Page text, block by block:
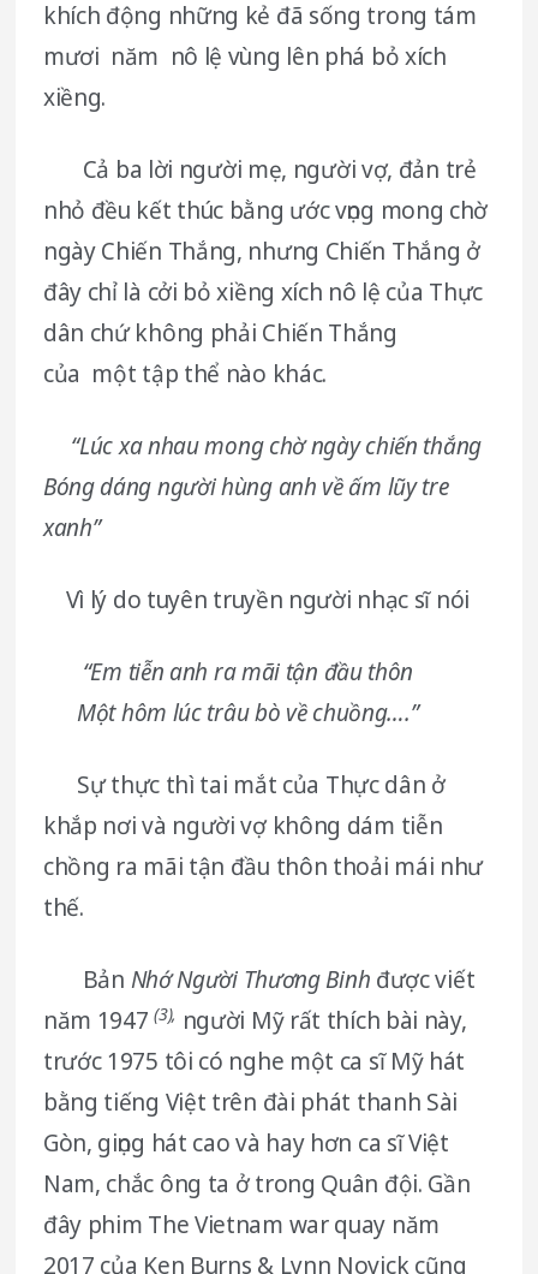
khích động những kẻ đã sống trong tám
mươi năm nô lệ vùng lên phá bỏ xích
xiềng.
Cả ba lời người mẹ, người vợ, đản trẻ
nhỏ đều kết thúc bằng ước vọng mong chờ
ngày Chiến Thắng, nhưng Chiến Thắng ở
đây chỉ là cởi bỏ xiềng xích nô lệ của Thực
dân chứ không phải Chiến Thắng
của một tập thể nào khác.
“Lúc xa nhau mong chờ ngày chiến thắng
Bóng dáng người hùng anh về ấm lũy tre
xanh”
Vì lý do tuyên truyền người nhạc sĩ nói
“Em tiễn anh ra mãi tận đầu thôn
Một hôm lúc trâu bò về chuồng….”
Sự thực thì tai mắt của Thực dân ở
khắp nơi và người vợ không dám tiễn
chồng ra mãi tận đầu thôn thoải mái như
thế.
Bản Nhớ Người Thương Binh được viết
năm 1947(3), người Mỹ rất thích bài này,
trước 1975 tôi có nghe một ca sĩ Mỹ hát
bằng tiếng Việt trên đài phát thanh Sài
Gòn, giọng hát cao và hay hơn ca sĩ Việt
Nam, chắc ông ta ở trong Quân đội. Gần
đây phim The Vietnam war quay năm
2017 của Ken Burns & Lynn Novick cũng